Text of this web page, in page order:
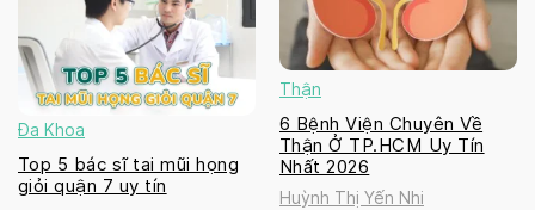
Đa Khoa
Top 5 bác sĩ tai mũi họng
giỏi quận 7 uy tín
Thận
6 Bệnh Viện Chuyên Về
Thận Ở TP.HCM Uy Tín
Nhất 2026
Huỳnh Thị Yến Nhi